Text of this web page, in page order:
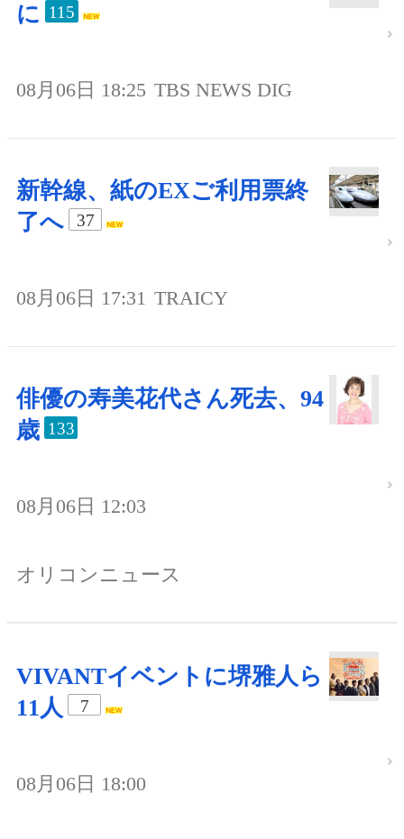
に 115
08月06日 18:25 TBS NEWS DIG
新幹線、紙のEXご利用票終
了へ
37
08月06日 17:31 TRAICY
俳優の寿美花代さん死去、94
歳 133
08月06日 12:03
オリコンニュース
VIVANTイベントに堺雅人ら
11人
7
08月06日 18:00